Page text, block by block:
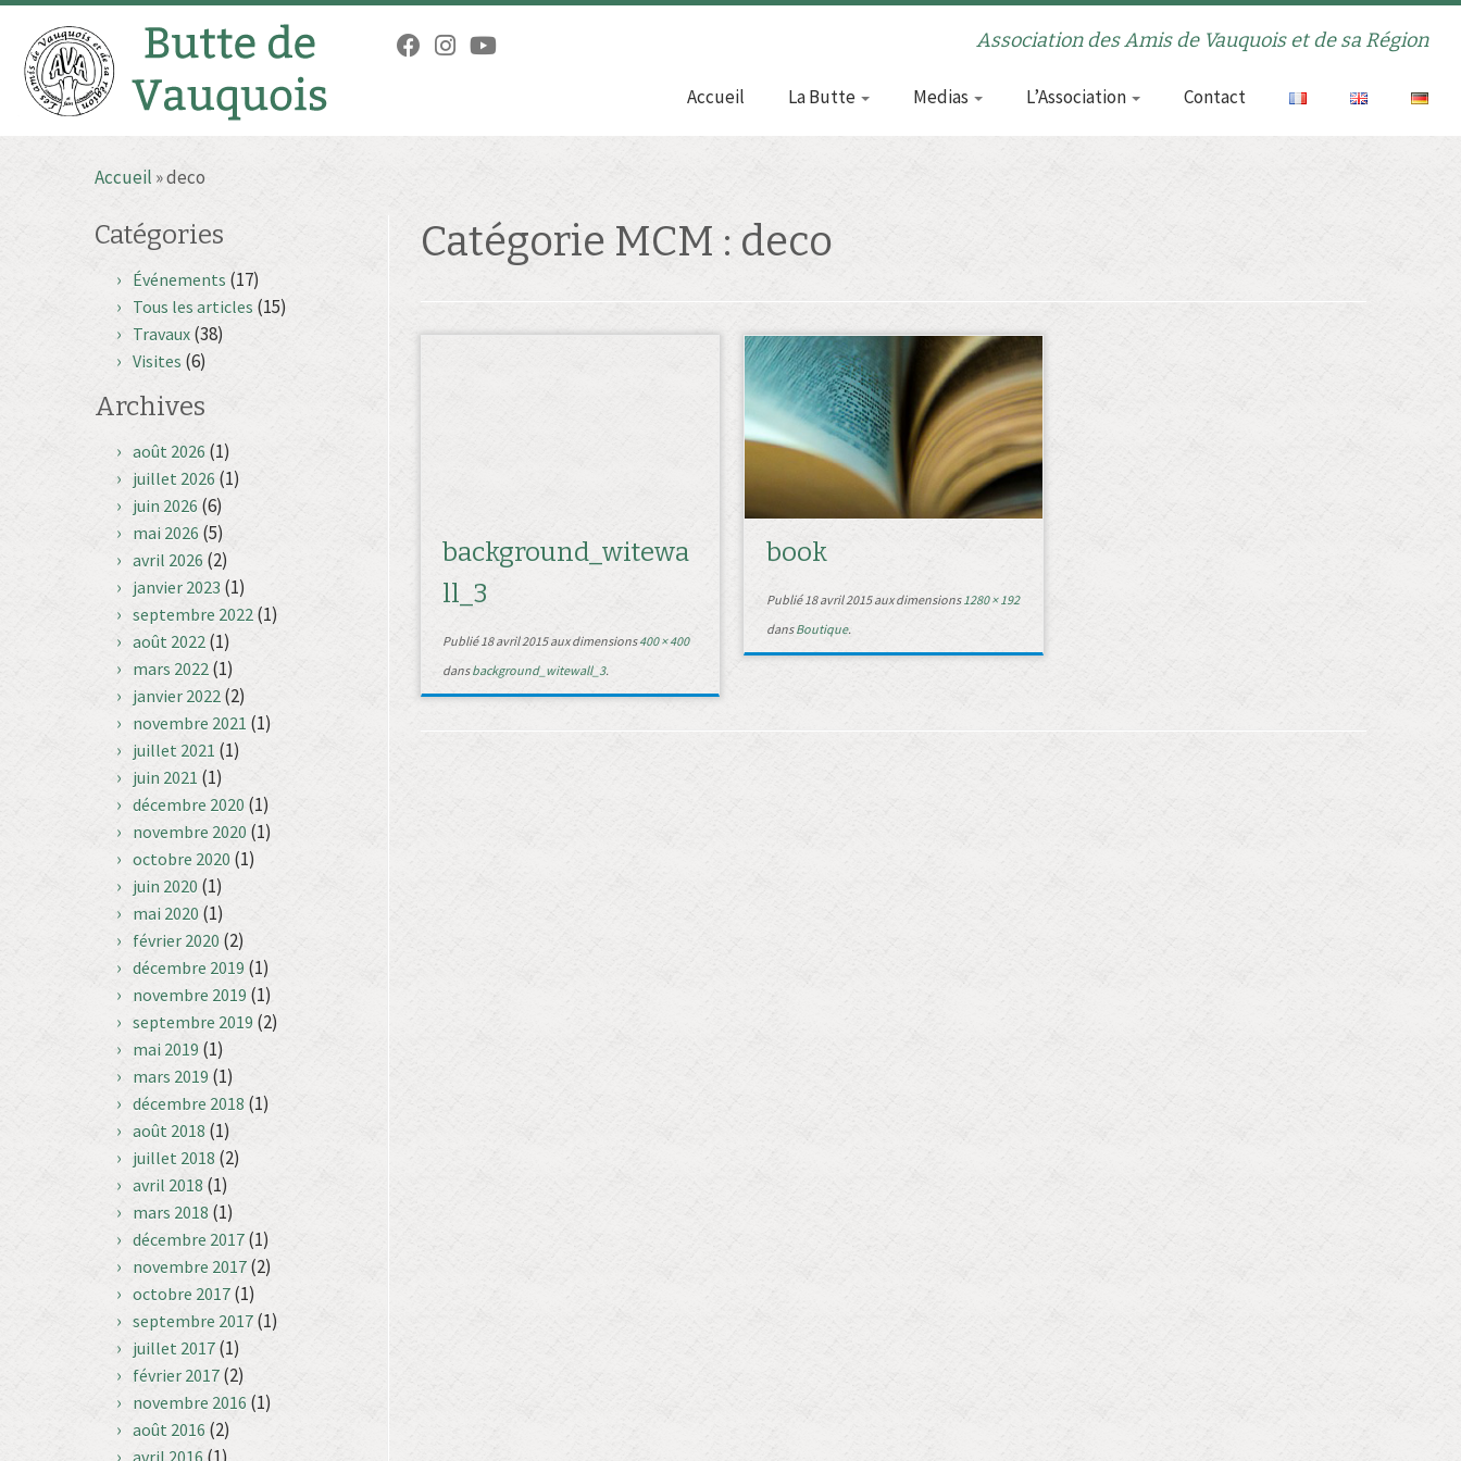
Association des Amis de Vauquois et de sa Région
Accueil La Butte Medias L’Association Contact
Accueil »deco
Catégories
Événements (17)
Tous les articles (15)
Travaux (38)
Visites (6)
Archives
août 2026 (1)
juillet 2026 (1)
juin 2026 (6)
mai 2026 (5)
avril 2026 (2)
janvier 2023 (1)
septembre 2022 (1)
août 2022 (1)
mars 2022 (1)
janvier 2022 (2)
novembre 2021 (1)
juillet 2021 (1)
juin 2021 (1)
décembre 2020 (1)
novembre 2020 (1)
octobre 2020 (1)
juin 2020 (1)
mai 2020 (1)
février 2020 (2)
décembre 2019 (1)
novembre 2019 (1)
septembre 2019 (2)
mai 2019 (1)
mars 2019 (1)
décembre 2018 (1)
août 2018 (1)
juillet 2018 (2)
avril 2018 (1)
mars 2018 (1)
décembre 2017 (1)
novembre 2017 (2)
octobre 2017 (1)
septembre 2017 (1)
juillet 2017 (1)
février 2017 (2)
novembre 2016 (1)
août 2016 (2)
avril 2016
Catégorie MCM : deco
background_witewa
ll_3
Publié18 avril 2015aux dimensions400 × 400
dansbackground_witewall_3.
book
Publié 18 avril 2015aux dimensions1280 × 192
dansBoutique.